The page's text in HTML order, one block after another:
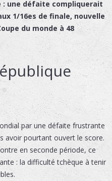
une défaite compliquerait
1/16es de finale, nouvelle
du monde à 48
par une défaite frustrante
avoir pourtant ouvert le score.
en seconde période, ce
: la difficulté tchèque à tenir